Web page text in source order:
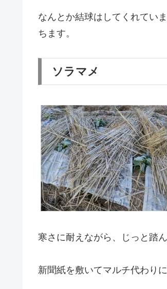
なんとか結球はしてくれてい
ちます。
ソラマメ
寒さに耐えながら、じっと踏
新聞紙を敷いてマルチ代わり